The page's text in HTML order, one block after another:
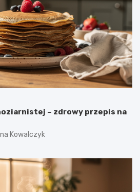
– zdrowy przepis na
Kowalczyk